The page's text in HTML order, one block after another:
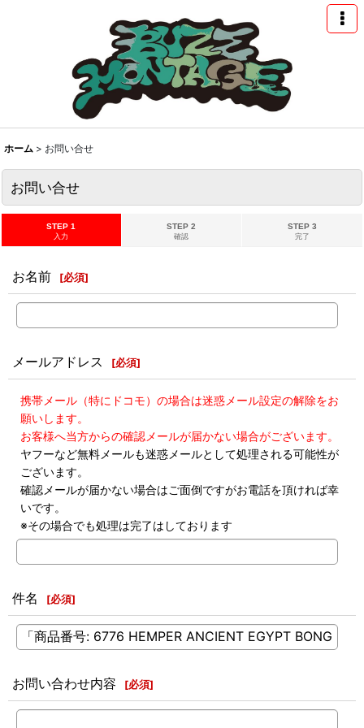
ホーム > お問い合せ
お問い合せ
STEP 1
入力
STEP 2
確認
STEP 3
完了
お名前 [必須]
メールアドレス [必須]
携帯メール（特にドコモ）の場合は迷惑メール設定の解除をお
願いします。
お客様へ当方からの確認メールが届かない場合がございます。
ヤフーなど無料メールも迷惑メールとして処理される可能性が
ございます。
確認メールが届かない場合はご面倒ですがお電話を頂ければ幸
いです。
※その場合でも処理は完了はしております
件名 [必須]
お問い合わせ内容 [必須]